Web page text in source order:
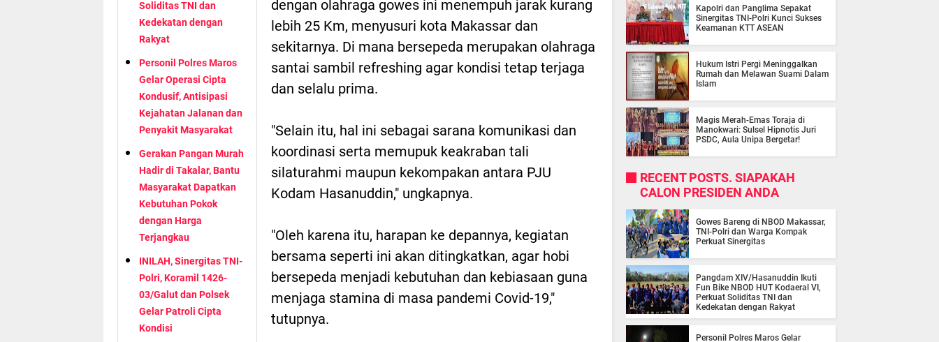
Soliditas TNI dan
Kedekatan dengan
Rakyat
Personil Polres Maros
Gelar Operasi Cipta
Kondusif, Antisipasi
Kejahatan Jalanan dan
Penyakit Masyarakat
Gerakan Pangan Murah
Hadir di Takalar, Bantu
Masyarakat Dapatkan
Kebutuhan Pokok
dengan Harga
Terjangkau
INILAH, Sinergitas TNI-
Polri, Koramil 1426-
03/Galut dan Polsek
Gelar Patroli Cipta
Kondisi
dengan olahraga gowes ini menempuh jarak kurang
lebih 25 Km, menyusuri kota Makassar dan
sekitarnya. Di mana bersepeda merupakan olahraga
santai sambil refreshing agar kondisi tetap terjaga
dan selalu prima.
"Selain itu, hal ini sebagai sarana komunikasi dan
koordinasi serta memupuk keakraban tali
silaturahmi maupun kekompakan antara PJU
Kodam Hasanuddin," ungkapnya.
"Oleh karena itu, harapan ke depannya, kegiatan
bersama seperti ini akan ditingkatkan, agar hobi
bersepeda menjadi kebutuhan dan kebiasaan guna
menjaga stamina di masa pandemi Covid-19,"
tutupnya.
Kapolri dan Panglima Sepakat
Sinergitas TNI-Polri Kunci Sukses
Keamanan KTT ASEAN
Hukum Istri Pergi Meninggalkan
Rumah dan Melawan Suami Dalam
Islam
Magis Merah-Emas Toraja di
Manokwari: Sulsel Hipnotis Juri
PSDC, Aula Unipa Bergetar!
RECENT POSTS. SIAPAKAH
CALON PRESIDEN ANDA
Gowes Bareng di NBOD Makassar,
TNI-Polri dan Warga Kompak
Perkuat Sinergitas
Pangdam XIV/Hasanuddin Ikuti
Fun Bike NBOD HUT Kodaeral VI,
Perkuat Soliditas TNI dan
Kedekatan dengan Rakyat
Personil Polres Maros Gelar